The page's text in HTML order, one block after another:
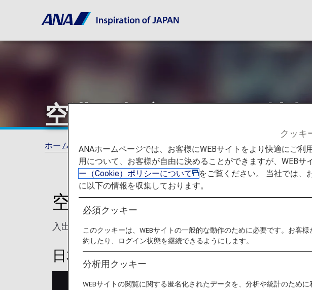
空港と都市に関する情報
ホーム ご旅行の準備 空港と都市に関する情報
空港・都市のご旅行のヒント
入出国情報などの渡航先で役立つヒントをご紹介します。
日本の空港と都市
クッキ
ANAホームページでは、お客様にWEBサイトをより快適にご
用について、お客様が自由に決めることができますが、WEB
ー（Cookie）ポリシーについて
をご覧ください。 当社では、
に以下の情報を収集しております。
必須クッキー
このクッキーは、WEBサイトの一般的な動作のために必要です。お客
約したり、ログイン状態を継続できるようにします。
分析用クッキー
WEBサイトの閲覧に関する匿名化されたデータを、分析や統計のために